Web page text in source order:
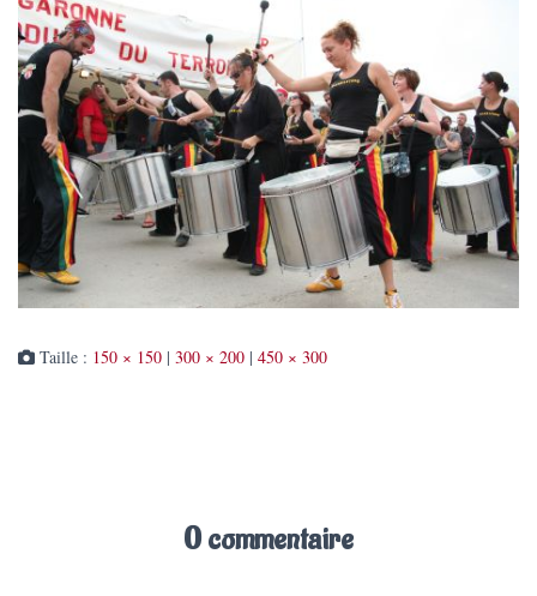
Taille : 150 × 150 | 300 × 200 | 450 × 300
0 commentaire